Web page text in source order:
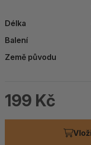
Délka
Balení
Země původu
199 Kč